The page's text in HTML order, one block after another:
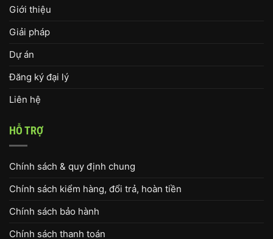
Giới thiệu
Giải pháp
Dự án
Đăng ký đại lý
Liên hệ
HỖ TRỢ
Chính sách & quy định chung
Chính sách kiểm hàng, đổi trả, hoàn tiền
Chính sách bảo hành
Chính sách thanh toán